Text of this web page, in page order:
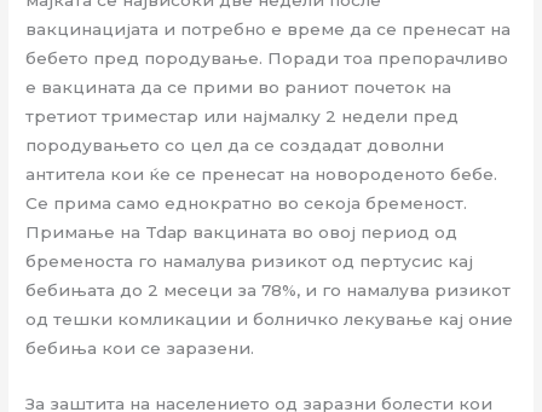
вакцинацијата и потребно е време да се пренесат на
бебето пред породување. Поради тоа препорачливо
е вакцината да се прими во раниот почеток на
третиот триместар или најмалку 2 недели пред
породувањето со цел да се создадат доволни
антитела кои ќе се пренесат на новороденото бебе.
Се прима само еднократно во секоја бременост.
Примање на Tdap вакцината во овој период од
бременоста го намалува ризикот од пертусис кај
бебињата до 2 месеци за 78%, и го намалува ризикот
од тешки комликации и болничко лекување кај оние
бебиња кои се заразени.
За заштита на населението од заразни болести кои